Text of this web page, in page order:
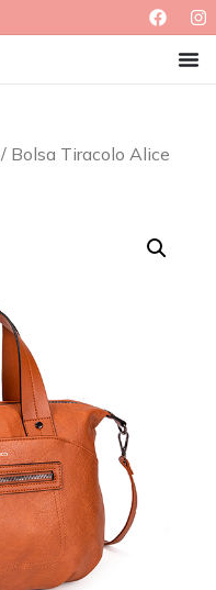
/ Bolsa Tiracolo Alice